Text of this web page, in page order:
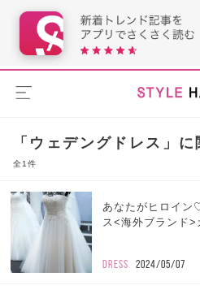
「ウェデングドレス」
全1件
あなたがヒロイン
ス<海外ブランド>
DRESS 2024/05/07